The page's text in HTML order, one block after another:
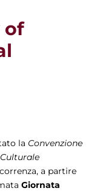
of
la Convenzione
a partire
Giornata